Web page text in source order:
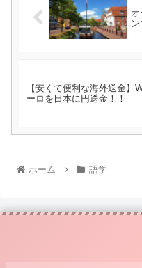
ン
【安くて便利な海外送金】
ーロを日本に円送金！！
ホーム 語学